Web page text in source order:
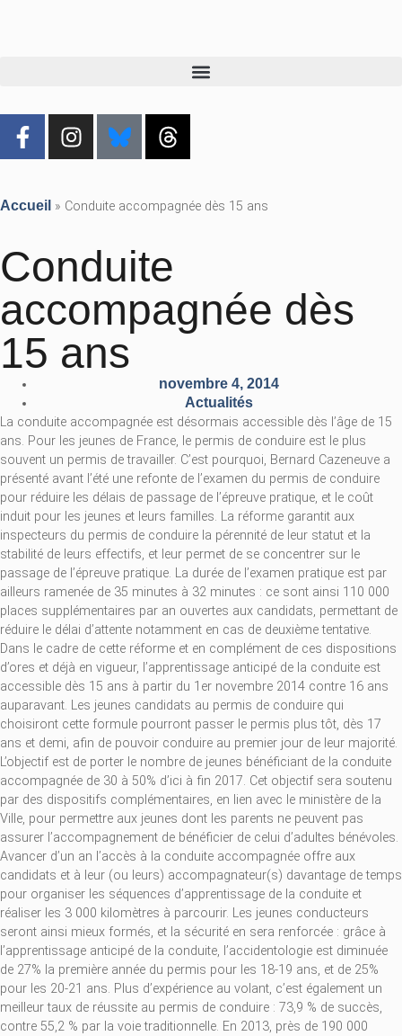
Accueil » Conduite accompagnée dès 15 ans
Conduite
accompagnée dès
15 ans
novembre 4, 2014
Actualités
La conduite accompagnée est désormais accessible dès l’âge de 15
ans. Pour les jeunes de France, le permis de conduire est le plus
souvent un permis de travailler. C’est pourquoi, Bernard Cazeneuve a
présenté avant l’été une refonte de l’examen du permis de conduire
pour réduire les délais de passage de l’épreuve pratique, et le coût
induit pour les jeunes et leurs familles. La réforme garantit aux
inspecteurs du permis de conduire la pérennité de leur statut et la
stabilité de leurs effectifs, et leur permet de se concentrer sur le
passage de l’épreuve pratique. La durée de l’examen pratique est par
ailleurs ramenée de 35 minutes à 32 minutes : ce sont ainsi 110 000
places supplémentaires par an ouvertes aux candidats, permettant de
réduire le délai d’attente notamment en cas de deuxième tentative.
Dans le cadre de cette réforme et en complément de ces dispositions
d’ores et déjà en vigueur, l’apprentissage anticipé de la conduite est
accessible dès 15 ans à partir du 1er novembre 2014 contre 16 ans
auparavant. Les jeunes candidats au permis de conduire qui
choisiront cette formule pourront passer le permis plus tôt, dès 17
ans et demi, afin de pouvoir conduire au premier jour de leur majorité.
L’objectif est de porter le nombre de jeunes bénéficiant de la conduite
accompagnée de 30 à 50% d’ici à fin 2017. Cet objectif sera soutenu
par des dispositifs complémentaires, en lien avec le ministère de la
Ville, pour permettre aux jeunes dont les parents ne peuvent pas
assurer l’accompagnement de bénéficier de celui d’adultes bénévoles.
Avancer d’un an l’accès à la conduite accompagnée offre aux
candidats et à leur (ou leurs) accompagnateur(s) davantage de temps
pour organiser les séquences d’apprentissage de la conduite et
réaliser les 3 000 kilomètres à parcourir. Les jeunes conducteurs
seront ainsi mieux formés, et la sécurité en sera renforcée : grâce à
l’apprentissage anticipé de la conduite, l’accidentologie est diminuée
de 27% la première année du permis pour les 18-19 ans, et de 25%
pour les 20-21 ans. Plus d’expérience au volant, c’est également un
meilleur taux de réussite au permis de conduire : 73,9 % de succès,
contre 55,2 % par la voie traditionnelle. En 2013, près de 190 000